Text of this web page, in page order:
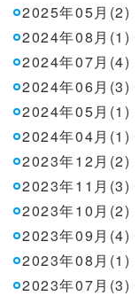
2025年05月(2)
2024年08月(1)
2024年07月(4)
2024年06月(3)
2024年05月(1)
2024年04月(1)
2023年12月(2)
2023年11月(3)
2023年10月(2)
2023年09月(4)
2023年08月(1)
2023年07月(3)